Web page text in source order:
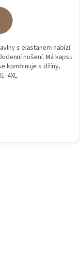
s elastanem nabízí
nošení. Má kapsu
kombinuje s džíny,